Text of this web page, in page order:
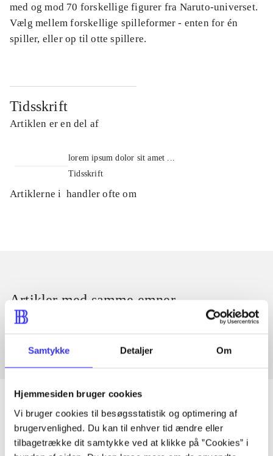
Samtykke Detaljer Om
Hjemmesiden bruger cookies
Vi bruger cookies til besøgsstatistik og optimering af
brugervenlighed. Du kan til enhver tid ændre eller
tilbagetrække dit samtykke ved at klikke på ”Cookies” i
med og mod 70 forskellige figurer fra Naruto-universet.
Vælg mellem forskellige spilleformer - enten for én
spiller, eller op til otte spillere.
Tidsskrift
Artiklen er en del af
lorem ipsum dolor sit amet ...
Tidsskrift
Artiklerne i handler ofte om
Artikler med samme emner
Fra
Artikler